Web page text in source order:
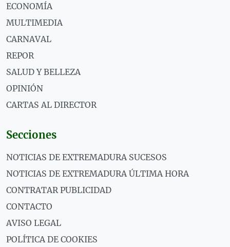
ECONOMÍA
MULTIMEDIA
CARNAVAL
REPOR
SALUD Y BELLEZA
OPINIÓN
CARTAS AL DIRECTOR
Secciones
NOTICIAS DE EXTREMADURA SUCESOS
NOTICIAS DE EXTREMADURA ÚLTIMA HORA
CONTRATAR PUBLICIDAD
CONTACTO
AVISO LEGAL
POLÍTICA DE COOKIES